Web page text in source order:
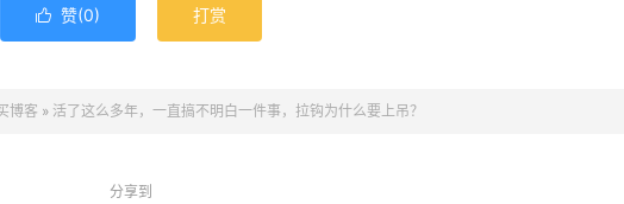
 赞(0) 打赏
博客 » 活了这么多年，一直搞不明白一件事，拉钩为什么要上吊？
分享到